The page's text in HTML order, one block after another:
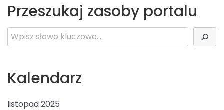
Przeszukaj zasoby portalu
Szukaj
Kalendarz
listopad 2025